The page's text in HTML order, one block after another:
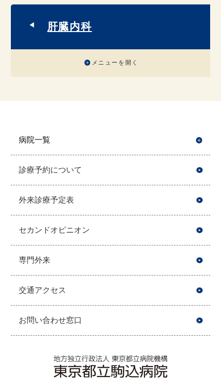
肝臓内科
メニューを開く
病院一覧
診療予約について
外来診療予定表
セカンドオピニオン
専門外来
交通アクセス
お問い合わせ窓口